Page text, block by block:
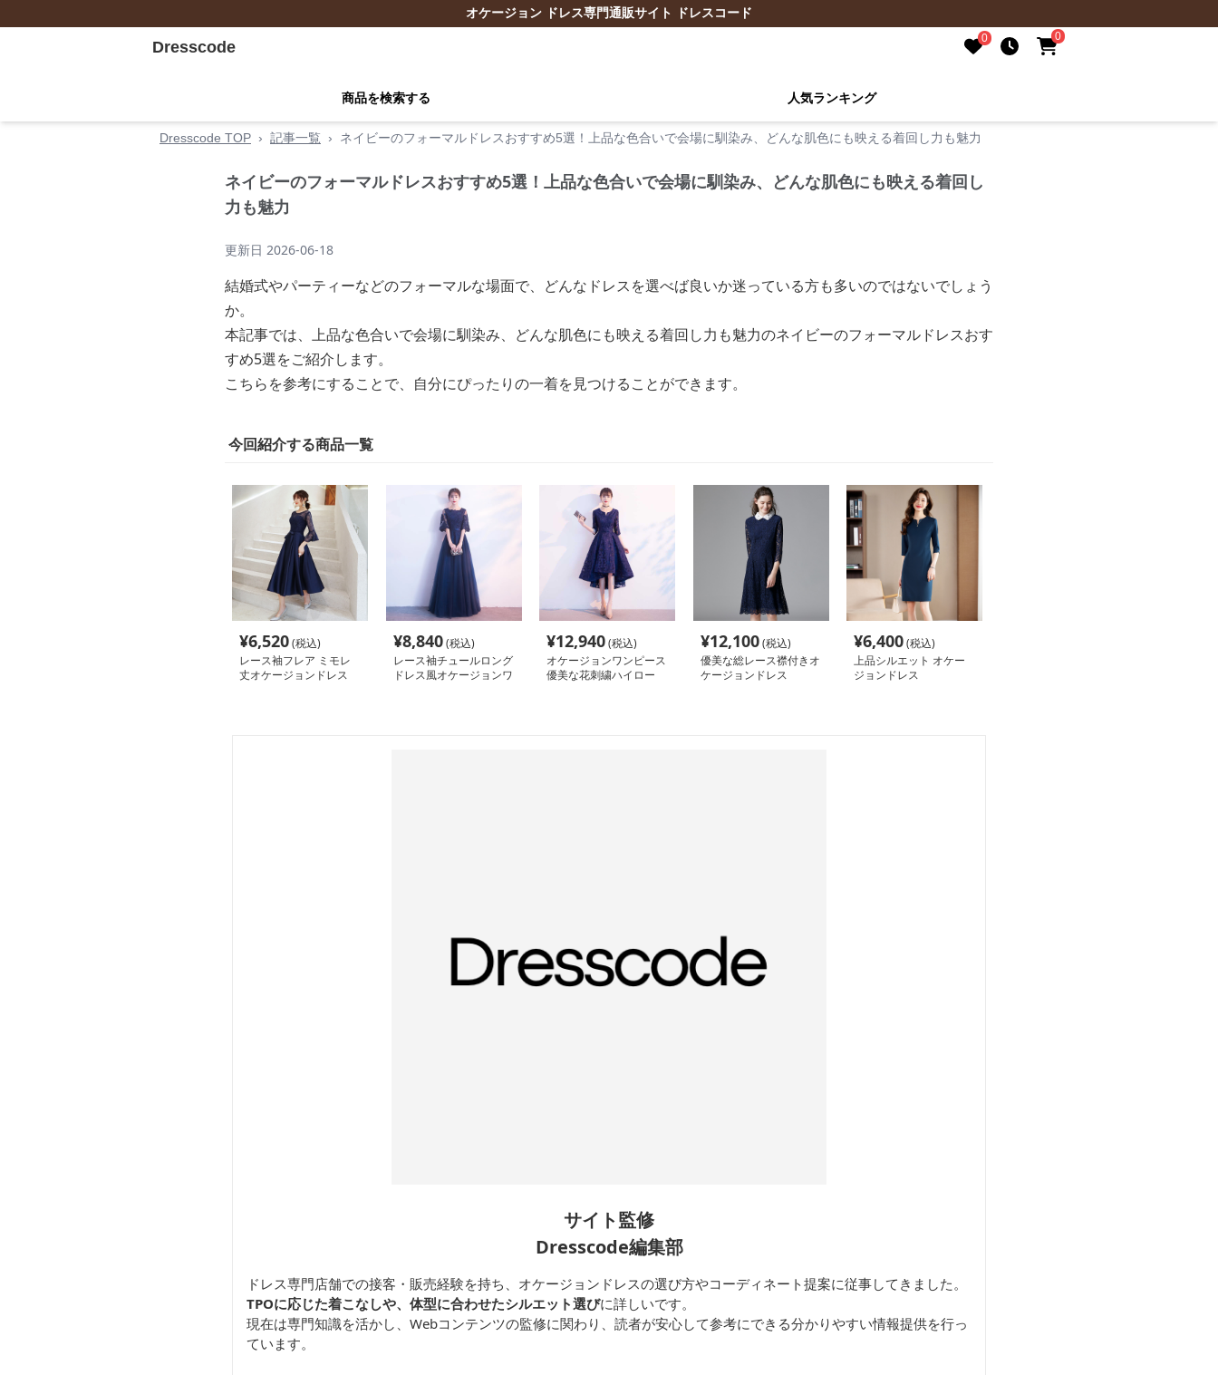
オケージョン ドレス専門通販サイト ドレスコード
Dresscode 0 0
商品を検索する 人気ランキング
Dresscode TOP › 記事一覧 › ネイビーのフォーマルドレスおすすめ5選！上品な色合いで会場に馴染み、どんな肌色にも映える着回し力も魅力
ネイビーのフォーマルドレスおすすめ5選！上品な色合いで会場に馴染み、どんな肌色にも映える着回し
力も魅力
更新日 2026-06-18
結婚式やパーティーなどのフォーマルな場面で、どんなドレスを選べば良いか迷っている方も多いのではないでしょう
か。
本記事では、上品な色合いで会場に馴染み、どんな肌色にも映える着回し力も魅力のネイビーのフォーマルドレスおす
すめ5選をご紹介します。
こちらを参考にすることで、自分にぴったりの一着を見つけることができます。
今回紹介する商品一覧
¥6,520(税込)
レース袖フレア ミモレ
丈オケージョンドレス
¥8,840(税込)
レース袖チュールロング
ドレス風オケージョンワ
¥12,940(税込)
オケージョンワンピース
優美な花刺繍ハイロー
¥12,100(税込)
優美な総レース襟付きオ
ケージョンドレス
¥6,400(税込)
上品シルエット オケー
ジョンドレス
サイト監修
Dresscode編集部
ドレス専門店舗での接客・販売経験を持ち、オケージョンドレスの選び方やコーディネート提案に従事してきました。
TPOに応じた着こなしや、体型に合わせたシルエット選びに詳しいです。
現在は専門知識を活かし、Webコンテンツの監修に関わり、読者が安心して参考にできる分かりやすい情報提供を行っ
ています。